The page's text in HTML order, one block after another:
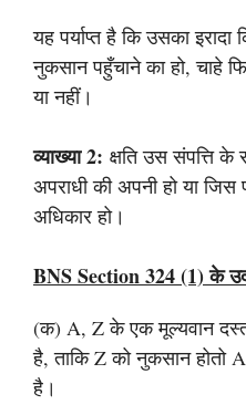
यह पर्याप्त है कि उसका
नुकसान पहुँचाने का हो, चाहे
या नहीं।
व्याख्या 2: क्षति उस संपत्ति
अपराधी की अपनी हो या
अधिकार हो।
BNS Section 324 (1) के
(क) A, Z के एक मूल्यवान
है, ताकि Z को नुकसान होतो A
है।